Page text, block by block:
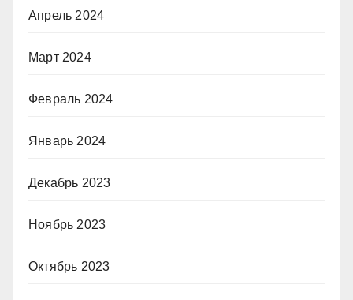
Апрель 2024
Март 2024
Февраль 2024
Январь 2024
Декабрь 2023
Ноябрь 2023
Октябрь 2023